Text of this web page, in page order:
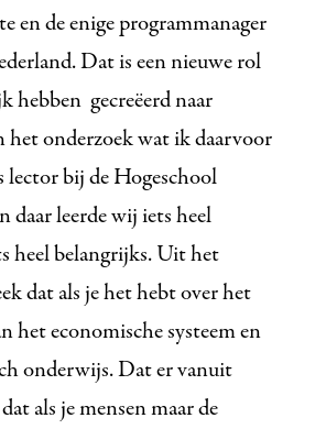
en de enige programmanager
Dat is een nieuwe rol
hebben gecreëerd naar
het onderzoek wat ik daarvoor
lector bij de Hogeschool
daar leerde wij iets heel
heel belangrijks. Uit het
dat als je het hebt over het
het economische systeem en
onderwijs. Dat er vanuit
als je mensen maar de